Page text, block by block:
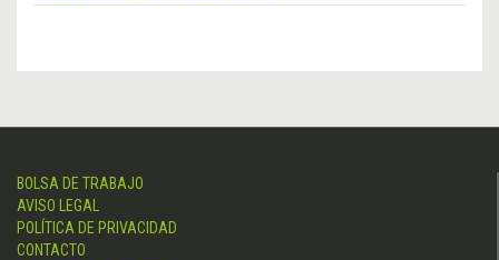
BOLSA DE TRABAJO
AVISO LEGAL
POLÍTICA DE PRIVACIDAD
CONTACTO